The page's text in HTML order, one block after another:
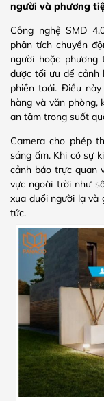
người và phương
Công nghệ SMD
phân tích chuyển
người hoặc
được tối ưu để cảnh
phiền toái. Điều
hàng và văn phòng,
an tâm trong suốt
Camera cho phép
sáng ấm. Khi có sự
cảnh báo trực quan
vực ngoài trời như
xua đuổi người lạ và
tức.